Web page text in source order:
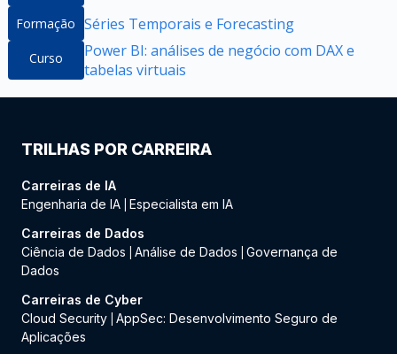
Formação Séries Temporais e Forecasting
Curso
Power BI: análises de negócio com DAX e
tabelas virtuais
TRILHAS POR CARREIRA
Carreiras de IA
Engenharia de IA Especialista em IA
Carreiras de Dados
Ciência de Dados
Análise de Dados
Governança de
Dados
Carreiras de Cyber
Cloud Security AppSec: Desenvolvimento Seguro de
Aplicações